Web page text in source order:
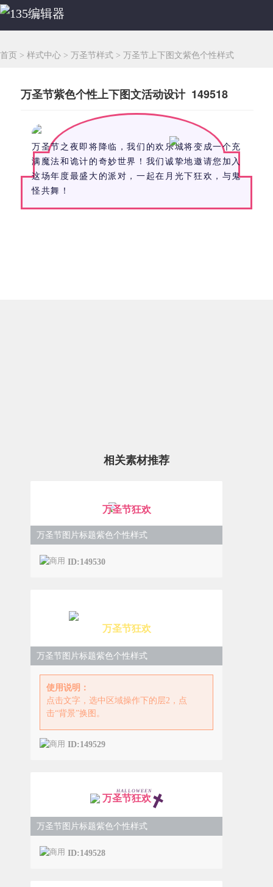
首页 > 样式中心 > 万圣节样式 > 万圣节上下图文紫色个性样式
万圣节紫色个性上下图文活动设计 149518
万圣节之夜即将降临，我们的欢乐城将变成一个充
满魔法和诡计的奇妙世界！我们诚挚地邀请您加入
这场年度最盛大的派对，一起在月光下狂欢，与鬼
怪共舞！
相关素材推荐
万圣节狂欢
万圣节图片标题紫色个性样式
ID:149530
万圣节狂欢
万圣节图片标题紫色个性样式
使用说明：
点击文字，选中区域操作下的层2，点
击“背景”换图。
ID:149529
HALLOWEEN
万圣节狂欢
万圣节图片标题紫色个性样式
ID:149528